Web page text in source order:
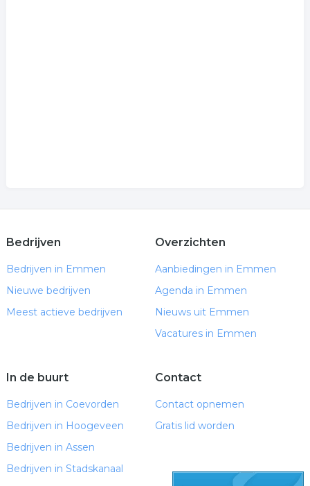
Bedrijven
Bedrijven in Emmen
Nieuwe bedrijven
Meest actieve bedrijven
Overzichten
Aanbiedingen in Emmen
Agenda in Emmen
Nieuws uit Emmen
Vacatures in Emmen
In de buurt
Bedrijven in Coevorden
Bedrijven in Hoogeveen
Bedrijven in Assen
Bedrijven in Stadskanaal
Contact
Contact opnemen
Gratis lid worden